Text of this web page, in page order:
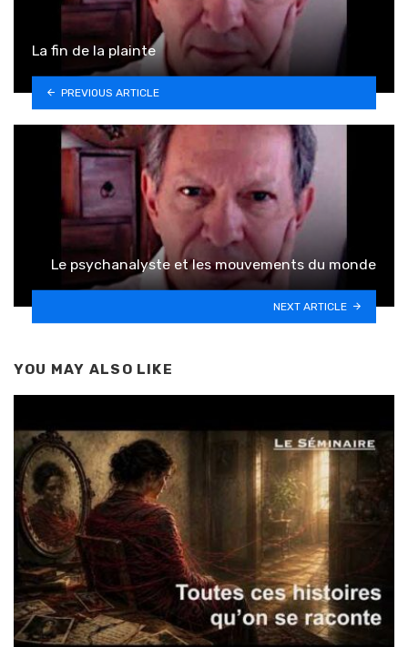
La fin de la plainte
PREVIOUS ARTICLE
Le psychanalyste et les mouvements du monde
NEXT ARTICLE
YOU MAY ALSO LIKE